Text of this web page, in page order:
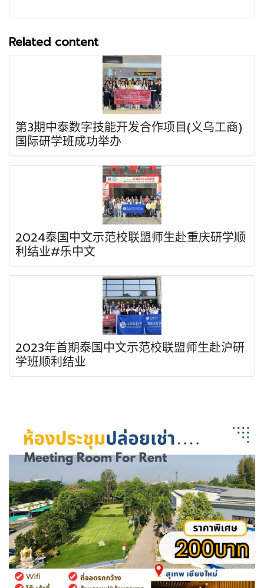
Related content
第3期中泰数字技能开发合作项目(义乌工商)
国际研学班成功举办
2024泰国中文示范校联盟师生赴重庆研学顺
利结业#乐中文
2023年首期泰国中文示范校联盟师生赴沪研
学班顺利结业